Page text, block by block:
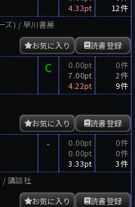
4.33pt
12件
ズ) / 早川書房
読書登録
お気に入り
C
0.00pt
7.00pt
4.22pt
0件
2件
9件
読書登録
お気に入り
-
0.00pt
0.00pt
3.33pt
0件
0件
3件
/ 講談社
読書登録
お気に入り